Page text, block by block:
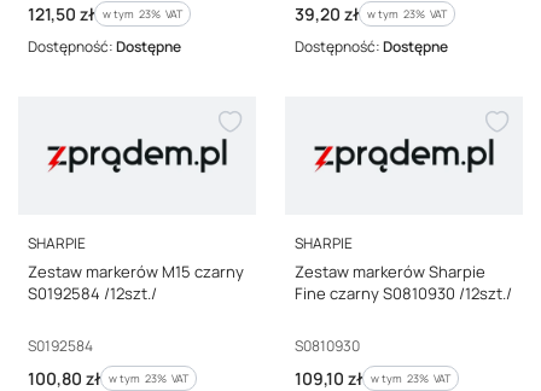
Cena brutto
121,50 zł w tym %s VAT
w tym 23% VAT
Dostępność:Dostępne
Cena brutto
39,20 zł w tym %s VAT
w tym 23% VAT
Dostępność:Dostępne
PRODUCENT
SHARPIE
Zestaw markerów M15 czarny
S0192584 /12szt./
Kod producenta
S0192584
Cena brutto
100,80 zł w tym %s VAT
w tym 23% VAT
PRODUCENT
SHARPIE
Zestaw markerów Sharpie
Fine czarny S0810930 /12szt./
Kod producenta
S0810930
Cena brutto
109,10 zł w tym %s VAT
w tym 23% VAT